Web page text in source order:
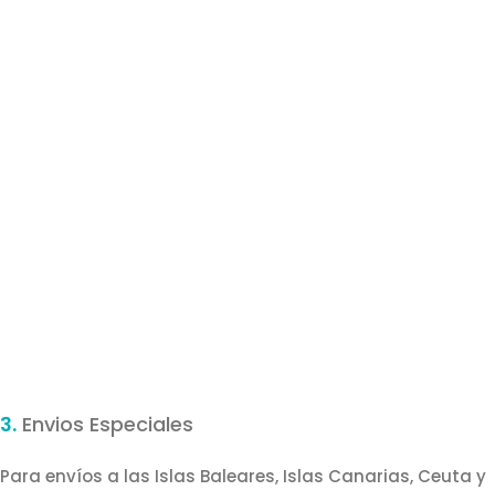
3. Envios Especiales
Para envíos a las Islas Baleares, Islas Canarias, Ceuta y